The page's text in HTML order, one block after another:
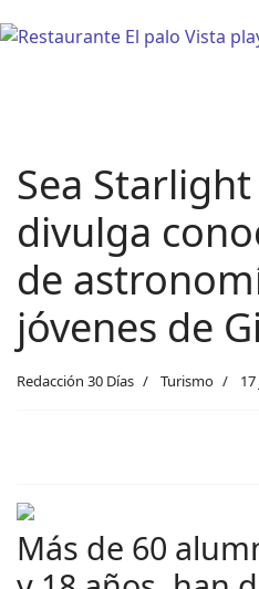
Sea
divulga
de
jóvenes de
Redacción 30 Días Turismo
Más de 60